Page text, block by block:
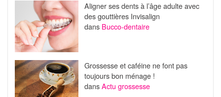
Aligner ses dents à l’âge adulte avec
des gouttières Invisalign
dans Bucco-dentaire
Grossesse et caféine ne font pas
toujours bon ménage !
dansActu grossesse